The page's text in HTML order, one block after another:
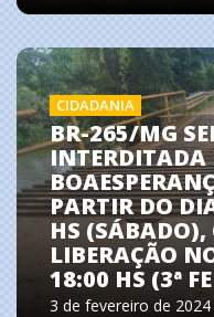
CIDADANIA
BR-265/MG
INTERDITADA
PARTIR DO
HS (SÁBADO),
LIBERAÇÃO
18:00 HS (3ª
3 de fevereiro de 2024